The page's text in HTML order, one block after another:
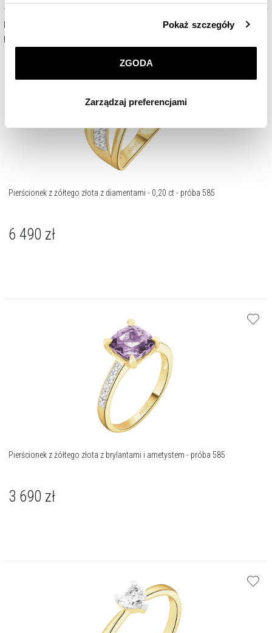
przez nas plików cookie znajdziesz wPolityce
prywatności.
korzystamy. Możesz również wybrać jaki rodzaj plików
Zarządzaj preferencjami. W każdej chwili możesz
dokonać zmiany wybranych przez Ciebie plików cookie.
Pokaż szczegóły
ZGODA
Zarządzaj preferencjami
Pierścionek zaręczynowy
Apart to symbol miłości i esencja
ponadczasowego piękna.
Pierścionek z żółtego złota z diamentami - 0,20 ct - próba 585
6 490 zł
Pierścionek z żółtego złota z brylantami i ametystem - próba 585
3 690 zł